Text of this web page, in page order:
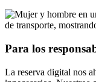
Para los
La reserva digital nos